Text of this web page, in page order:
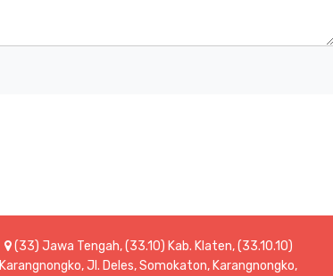
(33) Jawa Tengah, (33.10) Kab. Klaten, (33.10.10)
Karangnongko, Jl. Deles, Somokaton, Karangnongko,